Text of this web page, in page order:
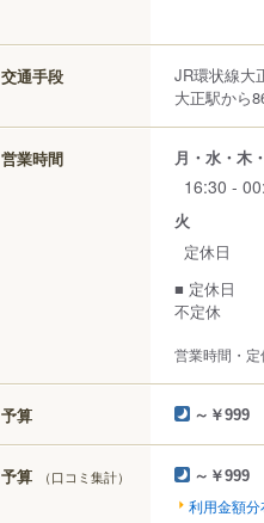
交通手段
JR環状線
大正駅から
営業時間 月・水・木
16:30 -
火
定休日
■ 定休日
不定休
営業時間・定
予算 ～￥999
予算 （口コミ集計） ～￥999
利用金額